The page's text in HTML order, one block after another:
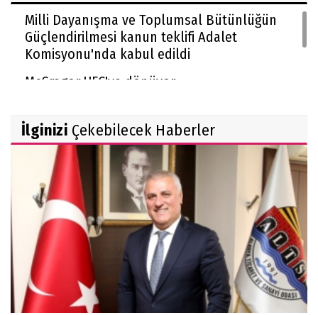
Milli Dayanışma ve Toplumsal Bütünlüğün
Güçlendirilmesi kanun teklifi Adalet
Komisyonu'nda kabul edildi
McGregor UFC'ye dönüyor
İlginizi Çekebilecek Haberler